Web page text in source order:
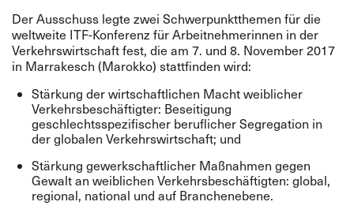
Der Ausschuss legte zwei Schwerpunktthemen für die
weltweite ITF-Konferenz für Arbeitnehmerinnen in der
Verkehrswirtschaft fest, die am 7. und 8. November 2017
in Marrakesch (Marokko) stattfinden wird:
Stärkung der wirtschaftlichen Macht weiblicher
Verkehrsbeschäftigter: Beseitigung
geschlechtsspezifischer beruflicher Segregation in
der globalen Verkehrswirtschaft; und
Stärkung gewerkschaftlicher Maßnahmen gegen
Gewalt an weiblichen Verkehrsbeschäftigten: global,
regional, national und auf Branchenebene.